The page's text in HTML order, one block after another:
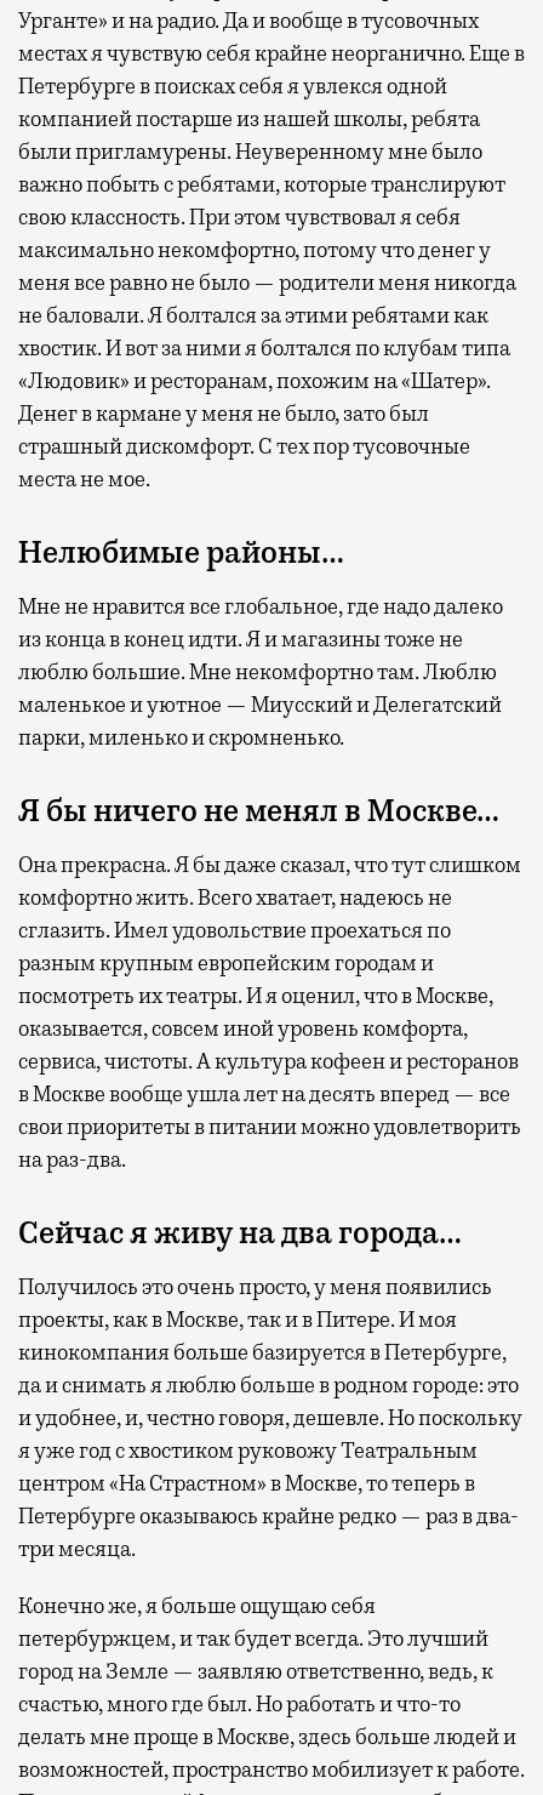
Урганте» и на радио. Да и вообще в тусовочных
местах я чувствую себя крайне неорганично. Еще в
Петербурге в поисках себя я увлекся одной
компанией постарше из нашей школы, ребята
были пригламурены. Неуверенному мне было
важно побыть с ребятами, которые транслируют
свою классность. При этом чувствовал я себя
максимально некомфортно, потому что денег у
меня все равно не было — родители меня никогда
не баловали. Я болтался за этими ребятами как
хвостик. И вот за ними я болтался по клубам типа
«Людовик» и ресторанам, похожим на «Шатер».
Денег в кармане у меня не было, зато был
страшный дискомфорт. С тех пор тусовочные
места не мое.
Нелюбимые районы…
Мне не нравится все глобальное, где надо далеко
из конца в конец идти. Я и магазины тоже не
люблю большие. Мне некомфортно там. Люблю
маленькое и уютное — Миусский и Делегатский
парки, миленько и скромненько.
Я бы ничего не менял в Москве…
Она прекрасна. Я бы даже сказал, что тут слишком
комфортно жить. Всего хватает, надеюсь не
сглазить. Имел удовольствие проехаться по
разным крупным европейским городам и
посмотреть их театры. И я оценил, что в Москве,
оказывается, совсем иной уровень комфорта,
сервиса, чистоты. А культура кофеен и ресторанов
в Москве вообще ушла лет на десять вперед — все
свои приоритеты в питании можно удовлетворить
на раз-два.
Сейчас я живу на два города…
Получилось это очень просто, у меня появились
проекты, как в Москве, так и в Питере. И моя
кинокомпания больше базируется в Петербурге,
да и снимать я люблю больше в родном городе: это
и удобнее, и, честно говоря, дешевле. Но поскольку
я уже год с хвостиком руковожу Театральным
центром «На Страстном» в Москве, то теперь в
Петербурге оказываюсь крайне редко — раз в два-
три месяца.
Конечно же, я больше ощущаю себя
петербуржцем, и так будет всегда. Это лучший
город на Земле — заявляю ответственно, ведь, к
счастью, много где был. Но работать и что-то
делать мне проще в Москве, здесь больше людей и
возможностей, пространство мобилизует к работе.